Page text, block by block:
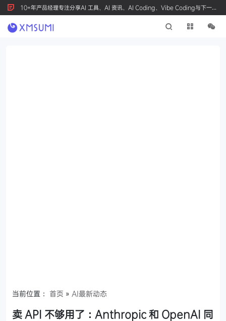
10+年产品经理专注分享AI 工具、AI 资讯、AI Coding、Vibe Coding与下一代
产品创新，按 Ctrl+D 收藏我们
当前位置： 首页 » AI最新动态
卖 API 不够用了：Anthropic 和 OpenAI 同